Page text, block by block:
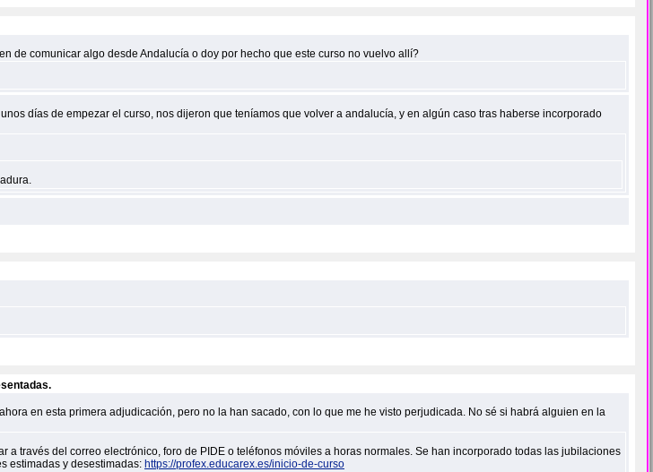
de comunicar algo desde Andalucía o doy por hecho que este curso no vuelvo allí?
días de empezar el curso, nos dijeron que teníamos que volver a andalucía, y en algún caso tras haberse incorporado
en esta primera adjudicación, pero no la han sacado, con lo que me he visto perjudicada. No sé si habrá alguien en la
través del correo electrónico, foro de PIDE o teléfonos móviles a horas normales. Se han incorporado todas las jubilaciones
estimadas y desestimadas: https://profex.educarex.es/inicio-de-curso